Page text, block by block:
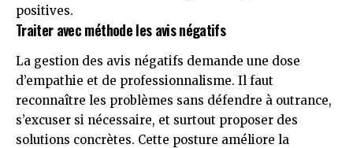
positives.
Traiter avec méthode les avis négatifs
La gestion des avis négatifs demande une dose
d’empathie et de professionnalisme. Il faut
reconnaître les problèmes sans défendre à outrance,
s’excuser si nécessaire, et surtout proposer des
solutions concrètes. Cette posture améliore la